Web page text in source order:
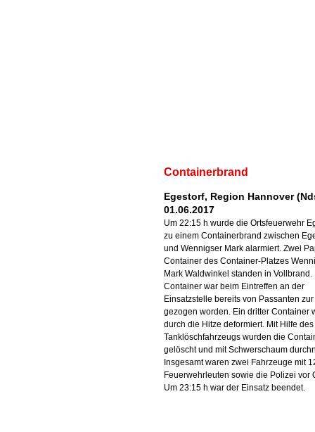
Containerbrand
Egestorf, Region Hannover
01.06.2017
Um 22:15 h wurde die Ortsfeuerwehr
zu einem Containerbrand zwischen
und Wennigser Mark alarmiert. Zwei
Container des Container-Platzes
Mark Waldwinkel standen in Vollbrand.
Container war beim Eintreffen an der
Einsatzstelle bereits von Passanten
gezogen worden. Ein dritter Container
durch die Hitze deformiert. Mit Hilfe des
Tanklöschfahrzeugs wurden die
gelöscht und mit Schwerschaum
Insgesamt waren zwei Fahrzeuge mit
Feuerwehrleuten sowie die Polizei vor
Um 23:15 h war der Einsatz beendet.